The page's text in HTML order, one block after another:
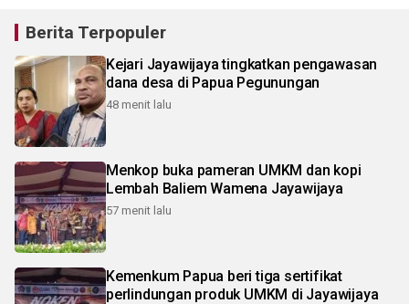
Berita Terpopuler
Kejari Jayawijaya tingkatkan pengawasan
dana desa di Papua Pegunungan
48 menit lalu
Menkop buka pameran UMKM dan kopi
Lembah Baliem Wamena Jayawijaya
57 menit lalu
Kemenkum Papua beri tiga sertifikat
perlindungan produk UMKM di Jayawijaya